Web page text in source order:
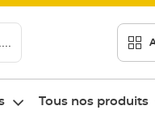
Tous nos produits